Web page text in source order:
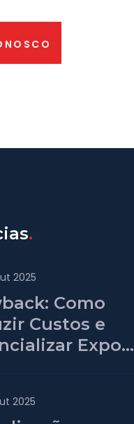
2025
Como
Custos e
Expo...
2025